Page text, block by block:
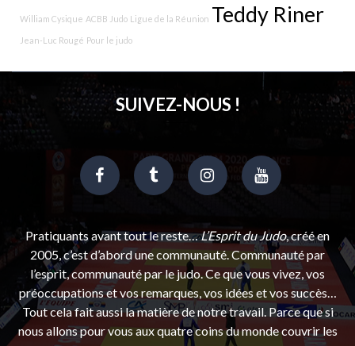
William Cysique ACBB Judo Ligue de la Réunion Teddy Riner
Jean-Luc Rougé Pour le judo
SUIVEZ-NOUS !
Pratiquants avant tout le reste…L’Esprit du Judo, créé en
2005, c’est d’abord une communauté. Communauté par
l’esprit, communauté par le judo. Ce que vous vivez, vos
préoccupations et vos remarques, vos idées et vos succès…
Tout cela fait aussi la matière de notre travail. Parce que si
nous allons pour vous aux quatre coins du monde couvrir les